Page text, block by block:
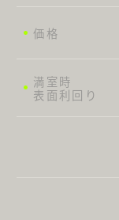
価格
満室時
表面利回り